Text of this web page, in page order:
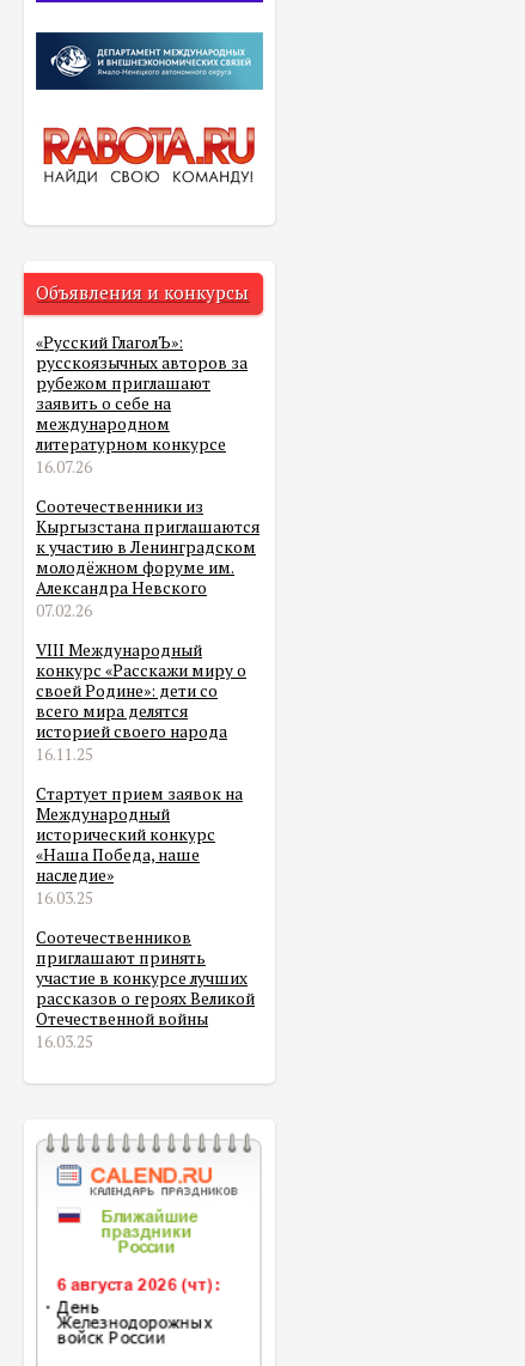
Объявления и конкурсы
«Русский ГлаголЪ»:
русскоязычных авторов за
рубежом приглашают
заявить о себе на
международном
литературном конкурсе
16.07.26
Соотечественники из
Кыргызстана приглашаются
к участию в Ленинградском
молодёжном форуме им.
Александра Невского
07.02.26
VIII Международный
конкурс «Расскажи миру о
своей Родине»: дети со
всего мира делятся
историей своего народа
16.11.25
Стартует прием заявок на
Международный
исторический конкурс
«Наша Победа, наше
наследие»
16.03.25
Соотечественников
приглашают принять
участие в конкурсе лучших
рассказов о героях Великой
Отечественной войны
16.03.25